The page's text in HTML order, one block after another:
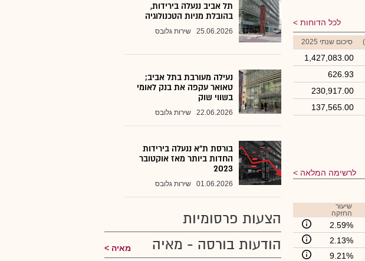
לכל הדוחות
סיכום שנתי 2025
1,427,083.00
626.93
230,917.00
137,565.00
לרשימה המלאה
שיעור
החזקה
2.59%
2.13%
9.21%
תל אביב ננעלה בירידות,
בהובלת מניות הטכנולוגיה
25.06.2026 שירות גלובס
נעילה מעורבת בתל אביב;
טאואר עקפה את בנק לאומי
בשווי שוק
22.06.2026 שירות גלובס
בורסת ת"א ננעלה בירידות
החדות ביותר מאז אוקטובר
2023
01.06.2026 שירות גלובס
הצעות פרסומיות
הודעות בורסה - מאיה
מאיה